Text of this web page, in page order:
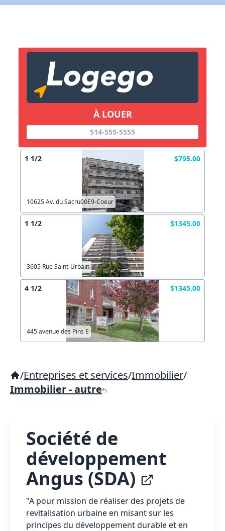
À LOUER
514-555-5555
1 1/2 $795.00
10625 Av. du Sacru00E9-Coeur
1 1/2 $1345.00
3605 Rue Saint-Urbain
4 1/2 $1345.00
445 avenue des Pins E
/Entreprises et services/Immobilier/
Immobilier - autre
Société de
développement
Angus (SDA)
"A pour mission de réaliser des projets de
revitalisation urbaine en misant sur les
principes du développement durable et en
X Fermer
Lien vers inscription (sera inclus dans courriel)
Copier lien